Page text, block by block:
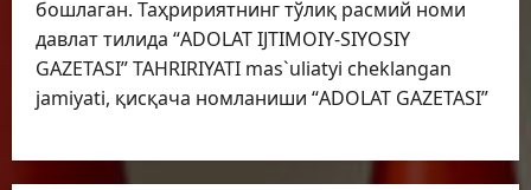
бошлаган. Таҳририятнинг тўлиқ расмий номи
давлат тилида “ADOLAT IJTIMOIY-SIYOSIY
GAZETASI” TAHRIRIYATI mas`uliatyi cheklangan
jamiyati, қисқача номланиши “ADOLAT GAZETASI”